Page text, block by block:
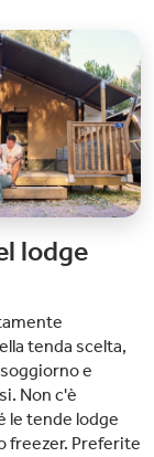
lodge
tenda scelta,
e
Non c'è
le tende lodge
freezer. Preferite